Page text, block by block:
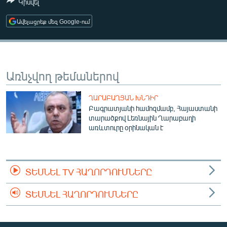
ՄԻՋԱԶԳԱՅԻՆ
ՄՇԱԿՈՒՅԹ
ՍՊՈՐՏ
ՏՏ ԵՒ ԻՆՏԵՐՆԵՏ
ԿՈՐՈՆԱՎԻՐՈՒՍ
ԱՐԽԻՎ
ՏԵՍԱՆՅՈՒԹԵՐ
ՁԳՏԵԼՈՎ ԼԱՎԱԳՈՒՅՆԻՆ
ՓՈԴՔԱՍԹ
Կիսվել
Ավելացրեք մեզ Google-ում
Առնչվող թեմաներով
ՂԱՐԱԲԱՂՅԱՆ ԽՆԴԻՐ
Բագրատյանի համոզմամբ, Հայաստանի
տարածքով Լեռնային Ղարաբաղի
առևտուրը օրինական է
ՏԵՍՆԵԼ TV ՀԱՂՈՐԴՈՒՄՆԵՐԸ
ՏԵՍՆԵԼ ՀԱՂՈՐԴՈՒՄՆԵՐԸ